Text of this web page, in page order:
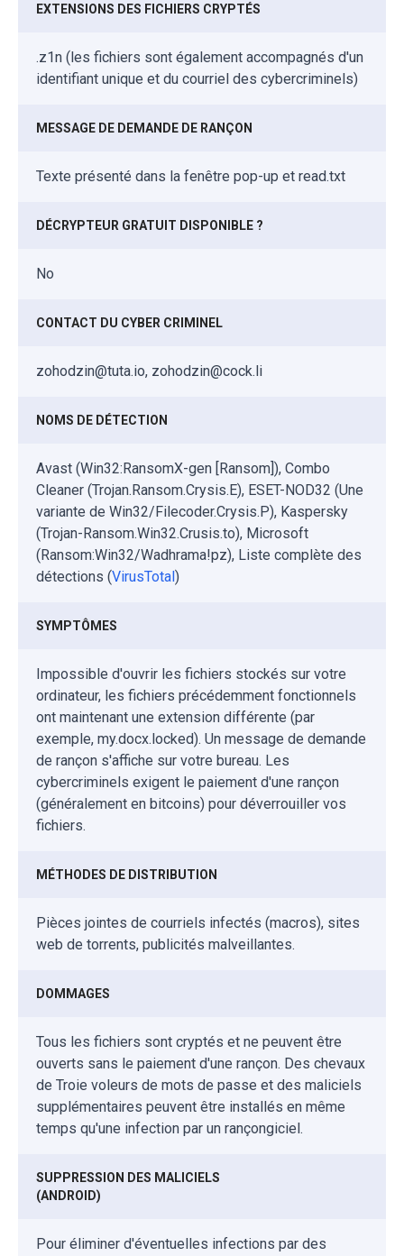
EXTENSIONS DES FICHIERS CRYPTÉS
.z1n (les fichiers sont également accompagnés d'un
identifiant unique et du courriel des cybercriminels)
MESSAGE DE DEMANDE DE RANÇON
Texte présenté dans la fenêtre pop-up et read.txt
DÉCRYPTEUR GRATUIT DISPONIBLE ?
No
CONTACT DU CYBER CRIMINEL
zohodzin@tuta.io, zohodzin@cock.li
NOMS DE DÉTECTION
Avast (Win32:RansomX-gen [Ransom]), Combo
Cleaner (Trojan.Ransom.Crysis.E), ESET-NOD32 (Une
variante de Win32/Filecoder.Crysis.P), Kaspersky
(Trojan-Ransom.Win32.Crusis.to), Microsoft
(Ransom:Win32/Wadhrama!pz), Liste complète des
détections (VirusTotal)
SYMPTÔMES
Impossible d'ouvrir les fichiers stockés sur votre
ordinateur, les fichiers précédemment fonctionnels
ont maintenant une extension différente (par
exemple, my.docx.locked). Un message de demande
de rançon s'affiche sur votre bureau. Les
cybercriminels exigent le paiement d'une rançon
(généralement en bitcoins) pour déverrouiller vos
fichiers.
MÉTHODES DE DISTRIBUTION
Pièces jointes de courriels infectés (macros), sites
web de torrents, publicités malveillantes.
DOMMAGES
Tous les fichiers sont cryptés et ne peuvent être
ouverts sans le paiement d'une rançon. Des chevaux
de Troie voleurs de mots de passe et des maliciels
supplémentaires peuvent être installés en même
temps qu'une infection par un rançongiciel.
SUPPRESSION DES MALICIELS
(ANDROID)
Pour éliminer d'éventuelles infections par des